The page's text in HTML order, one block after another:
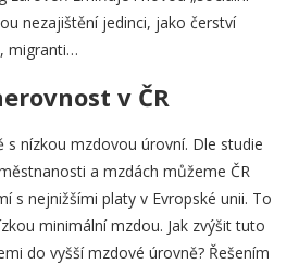
nezajištění jedinci, jako čerství
migranti…
v ČR
s nízkou mzdovou úrovní. Dle studie
a mzdách můžeme ČR
s nejnižšími platy v Evropské unii. To
minimální mzdou. Jak zvýšit tuto
do vyšší mzdové úrovně? Řešením